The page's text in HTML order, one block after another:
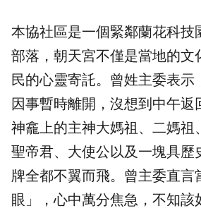
本協社區是一個緊鄰蘭花科技
部落，朝天宮不僅是當地的文
民的心靈寄託。曾姓主委表示
因事暫時離開，沒想到中午返
神龕上的主神大媽祖、二媽祖
聖帝君、大使公以及一塊具歷
牌全都不翼而飛。曾主委直言
眼」，心中萬分焦急，不知該